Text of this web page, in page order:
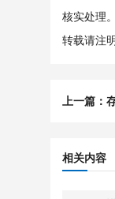
核实处理
转载请注
上一篇：
相关内容